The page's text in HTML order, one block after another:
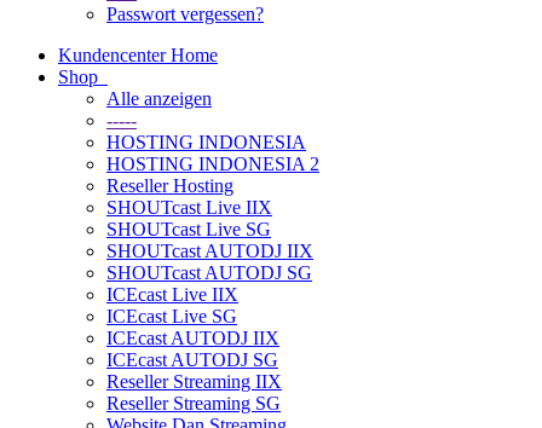
Passwort vergessen?
Kundencenter Home
Shop
Alle anzeigen
-----
HOSTING INDONESIA
HOSTING INDONESIA 2
Reseller Hosting
SHOUTcast Live IIX
SHOUTcast Live SG
SHOUTcast AUTODJ IIX
SHOUTcast AUTODJ SG
ICEcast Live IIX
ICEcast Live SG
ICEcast AUTODJ IIX
ICEcast AUTODJ SG
Reseller Streaming IIX
Reseller Streaming SG